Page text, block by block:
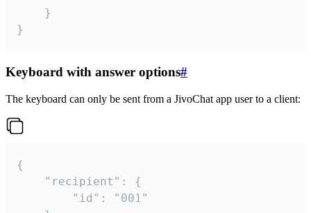
}
Keyboard with answer options#
The keyboard can only be sent from a JivoChat app user to a client:
{